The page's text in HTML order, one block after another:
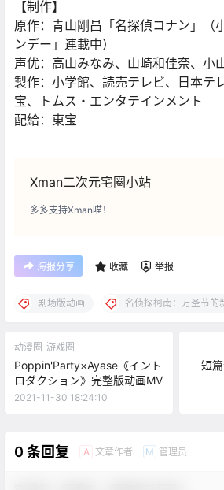
【制作】
原作：青山剛昌「名探偵コナン」（
ンデー」連載中）
声优：高山みなみ、山崎和佳奈、小
製作：小学館、読売テレビ、日本テ
宝、トムス・エンタテインメント
配給：東宝
Xman二次元宅圈小站
多多支持Xman喵！
海报分享 收藏 举报
剧场版动画 名侦探柯南：万圣节的
动漫圈 游戏圈
Poppin'Party×Ayase《イント
ロダクション》完整版动画MV
2021-11-30 18:24:10
短
0 条回复 A 文章作者 M 管理员